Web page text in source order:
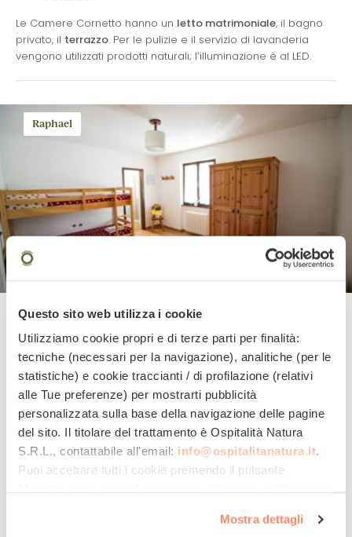
Questo sito web utilizza i cookie
Utilizziamo cookie propri e di terze parti per finalità:
tecniche (necessari per la navigazione), analitiche (per le
statistiche) e cookie traccianti / di profilazione (relativi
alle Tue preferenze) per mostrarti pubblicità
personalizzata sulla base della navigazione delle pagine
del sito. Il titolare del trattamento è Ospitalità Natura
S.R.L., contattabile all'email: info@ospitalitanatura.it.
Puoi accettare tutti i cookie premendo il pulsante
clic su "Personalizza". Al fine di revocare il consenso
Mostra dettagli
Le Camere Cornetto hanno un letto matrimoniale, il bagno
privato, il terrazzo. Per le pulizie e il servizio di lavanderia
vengono utilizzati prodotti naturali; l’illuminazione è al LED.
Raphael
18 mq mq 4 persone 4 letti
Valle/Bosco
Le camere Gabriel hanno unletto matrimoniale, oppure due
letti singoli, e unletto castello, bagno privato. Per le pulizie e
il servizio di lavanderia vengono utilizzati prodotti naturali;
l’illuminazione è al LED.